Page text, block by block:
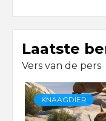
Laatste
Vers van de pers
KNAAGDIER